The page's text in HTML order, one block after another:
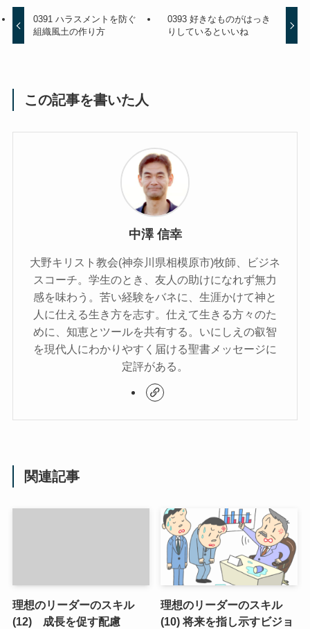
0391 ハラスメントを防ぐ
組織風土の作り方
0393 好きなものがはっき
りしているといいね
この記事を書いた人
中澤 信幸
大野キリスト教会(神奈川県相模原市)牧師、ビジネ
スコーチ。学生のとき、友人の助けになれず無力
感を味わう。苦い経験をバネに、生涯かけて神と
人に仕える生き方を志す。仕えて生きる方々のた
めに、知恵とツールを共有する。いにしえの叡智
を現代人にわかりやすく届ける聖書メッセージに
定評がある。
関連記事
理想のリーダーのスキル
(12) 成長を促す配慮
理想のリーダーのスキル
(10) 将来を指し示すビジョ